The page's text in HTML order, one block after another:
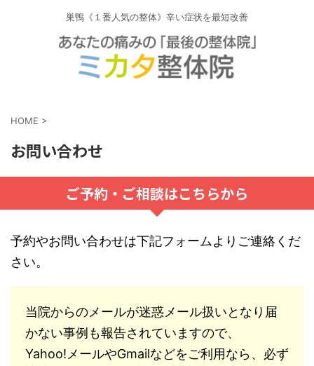
巣鴨《１番人気の整体》辛い症状を最短改善
HOME >
お問い合わせ
ご予約・ご相談はこちらから
予約やお問い合わせは下記フォームよりご連絡くだ
さい。
当院からのメールが迷惑メール扱いとなり届
かない事例も報告されていますので、
Yahoo!メールやGmailなどをご利用なら、必ず